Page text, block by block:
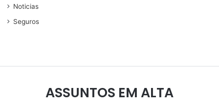
Noticias
Seguros
ASSUNTOS EM ALTA